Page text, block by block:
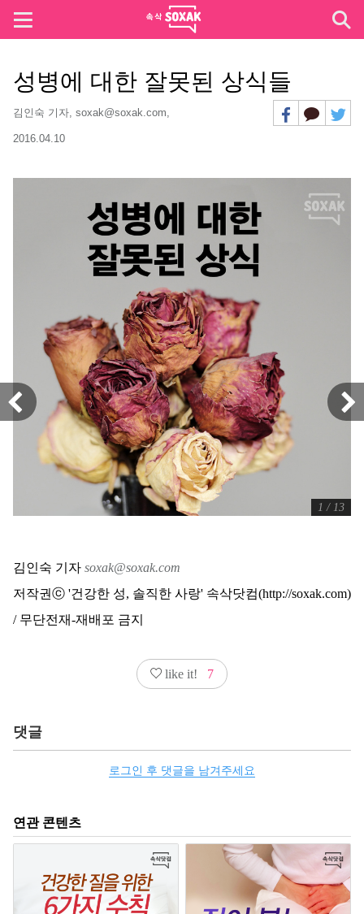
성병에 대한 잘못된 상식들
김인숙 기자, soxak@soxak.com,
2016.04.10
1 / 13
김인숙 기자 soxak@soxak.com
저작권ⓒ '건강한 성, 솔직한 사랑' 속삭닷컴(http://soxak.com)
/ 무단전재-재배포 금지
like it! 7
댓글
로그인 후 댓글을 남겨주세요
연관 콘텐츠